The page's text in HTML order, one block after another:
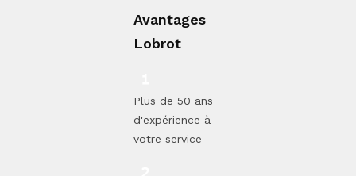
Avantages
Lobrot
Plus de 50 ans
d'expérience à
votre service